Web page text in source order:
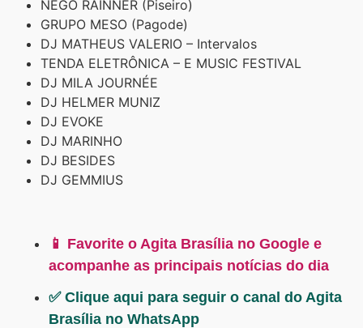
NEGO RAINNER (Piseiro)
GRUPO MESO (Pagode)
DJ MATHEUS VALERIO – Intervalos
TENDA ELETRÔNICA – E MUSIC FESTIVAL
DJ MILA JOURNÉE
DJ HELMER MUNIZ
DJ EVOKE
DJ MARINHO
DJ BESIDES
DJ GEMMIUS
📱 Favorite o Agita Brasília no Google e
acompanhe as principais notícias do dia
✅ Clique aqui para seguir o canal do Agita
Brasília no WhatsApp